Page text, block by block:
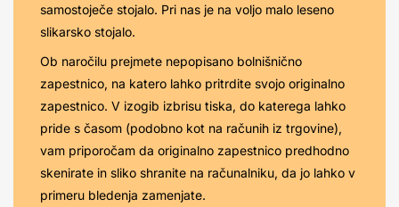
samostoječe stojalo. Pri nas je na voljo malo leseno
slikarsko stojalo.
Ob naročilu prejmete nepopisano bolnišnično
zapestnico, na katero lahko pritrdite svojo originalno
zapestnico. V izogib izbrisu tiska, do katerega lahko
pride s časom (podobno kot na računih iz trgovine),
vam priporočam da originalno zapestnico predhodno
skenirate in sliko shranite na računalniku, da jo lahko v
primeru bledenja zamenjate.